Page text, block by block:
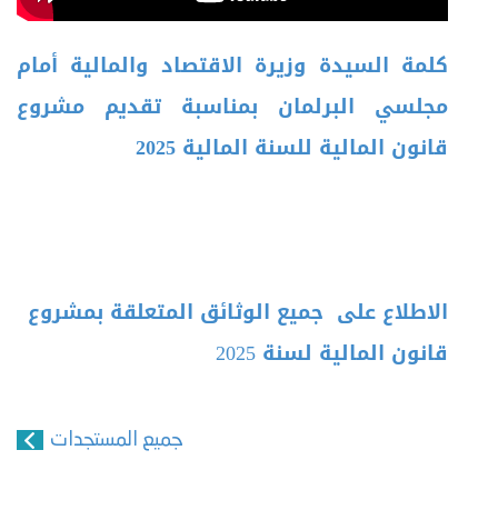
كلمة السيدة وزيرة الاقتصاد والمالية أمام
مجلسي البرلمان بمناسبة تقديم مشروع
قانون المالية للسنة المالية 2025
الاطلاع على جميع الوثائق المتعلقة بمشروع
قانون المالية لسنة 2025
جميع المستجدات